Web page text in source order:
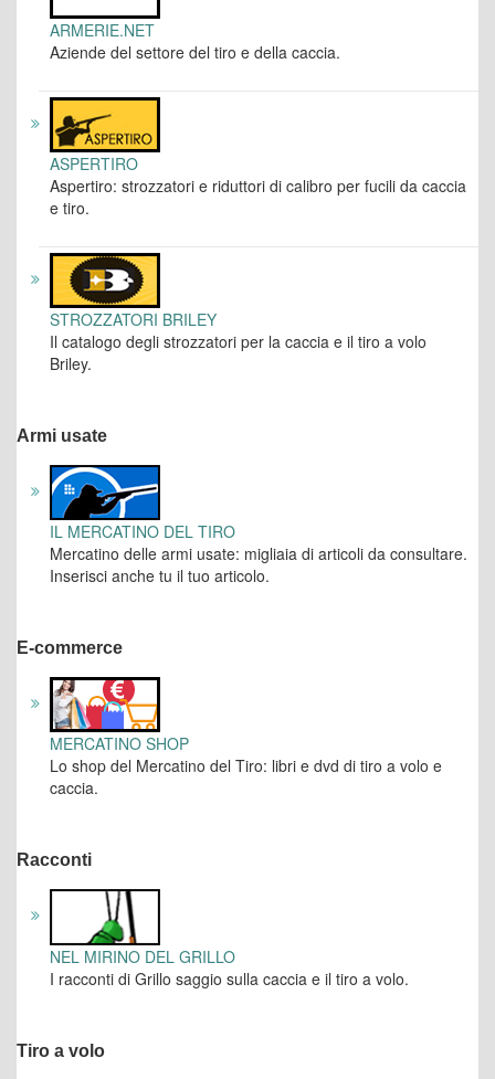
ARMERIE.NET
Aziende del settore del tiro e della caccia.
ASPERTIRO
Aspertiro: strozzatori e riduttori di calibro per fucili da caccia
e tiro.
STROZZATORI BRILEY
Il catalogo degli strozzatori per la caccia e il tiro a volo
Briley.
Armi usate
IL MERCATINO DEL TIRO
Mercatino delle armi usate: migliaia di articoli da consultare.
Inserisci anche tu il tuo articolo.
E-commerce
MERCATINO SHOP
Lo shop del Mercatino del Tiro: libri e dvd di tiro a volo e
caccia.
Racconti
NEL MIRINO DEL GRILLO
I racconti di Grillo saggio sulla caccia e il tiro a volo.
Tiro a volo